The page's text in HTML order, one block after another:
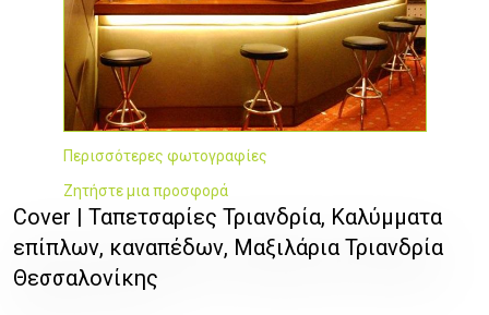
Περισσότερες φωτογραφίες
Ζητήστε μια προσφορά
Cover | Ταπετσαρίες Τριανδρία, Καλύμματα
επίπλων, καναπέδων, Μαξιλάρια Τριανδρία
Θεσσαλονίκης